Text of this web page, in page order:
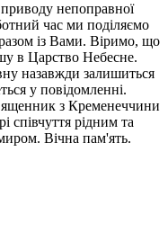
непоправної
час ми поділяємо
із Вами. Віримо, що
в Царство Небесне.
назавжди залишиться
у повідомленні.
з Кременеччини
співчуття рідним та
Вічна пам'ять.